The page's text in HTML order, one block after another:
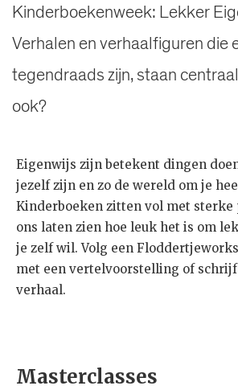
Kinderboekenweek: Lekker
Verhalen en verhaalfiguren die
tegendraads zijn, staan
ook?
Eigenwijs zijn betekent dingen
jezelf zijn en zo de wereld om je
Kinderboeken zitten vol met sterke
ons laten zien hoe leuk het is om
je zelf wil. Volg een
met een vertelvoorstelling of
verhaal.
Masterclasses